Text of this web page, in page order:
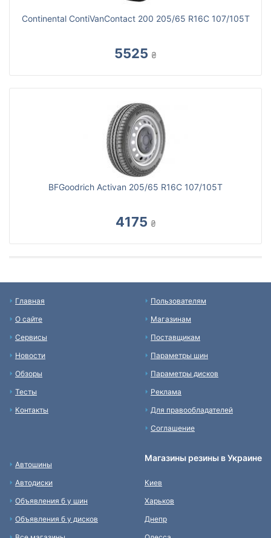
Continental ContiVanContact 200 205/65 R16C 107/105T
5525 ₴
BFGoodrich Activan 205/65 R16C 107/105T
4175 ₴
Главная
О сайте
Сервисы
Новости
Обзоры
Тесты
Контакты
Пользователям
Магазинам
Поставщикам
Параметры шин
Параметры дисков
Реклама
Для правообладателей
Соглашение
Автошины
Автодиски
Объявления б у шин
Объявления б у дисков
Магазины резины в Украине
Киев
Харьков
Днепр